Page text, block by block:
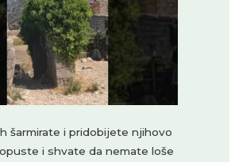
šarmirate i pridobijete njihovo
i shvate da nemate loše